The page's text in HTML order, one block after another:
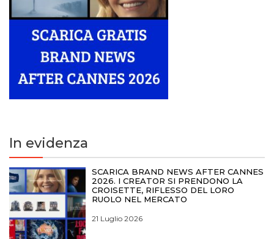
In evidenza
SCARICA BRAND NEWS AFTER CANNES
2026. I CREATOR SI PRENDONO LA
CROISETTE, RIFLESSO DEL LORO
RUOLO NEL MERCATO
21 Luglio 2026